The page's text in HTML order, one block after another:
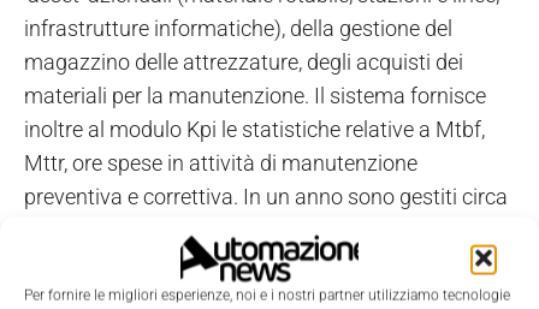
Per fornire le migliori esperienze, noi e i nostri partner utilizziamo tecnologie
infrastrutture informatiche), della gestione del
magazzino delle attrezzature, degli acquisti dei
materiali per la manutenzione. Il sistema fornisce
inoltre al modulo Kpi le statistiche relative a Mtbf,
Mttr, ore spese in attività di manutenzione
preventiva e correttiva. In un anno sono gestiti circa
17mila incidenti, da cui derivano oltre 9mila richieste
di intervento che generano più di 15mila ordini di
lavoro. Lo stesso sistema è stato utilizzato per